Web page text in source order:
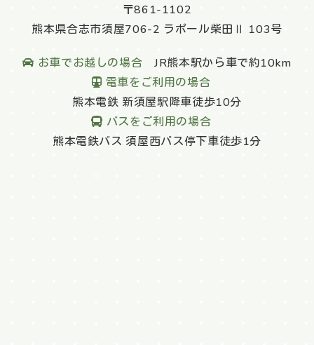
〒861-1102
熊本県合志市須屋706-2 ラポール柴田Ⅱ 103号
お車でお越しの場合JR熊本駅から車で約10km
電車をご利用の場合
熊本電鉄 新須屋駅降車徒歩10分
バスをご利用の場合
熊本電鉄バス 須屋西バス停下車徒歩1分